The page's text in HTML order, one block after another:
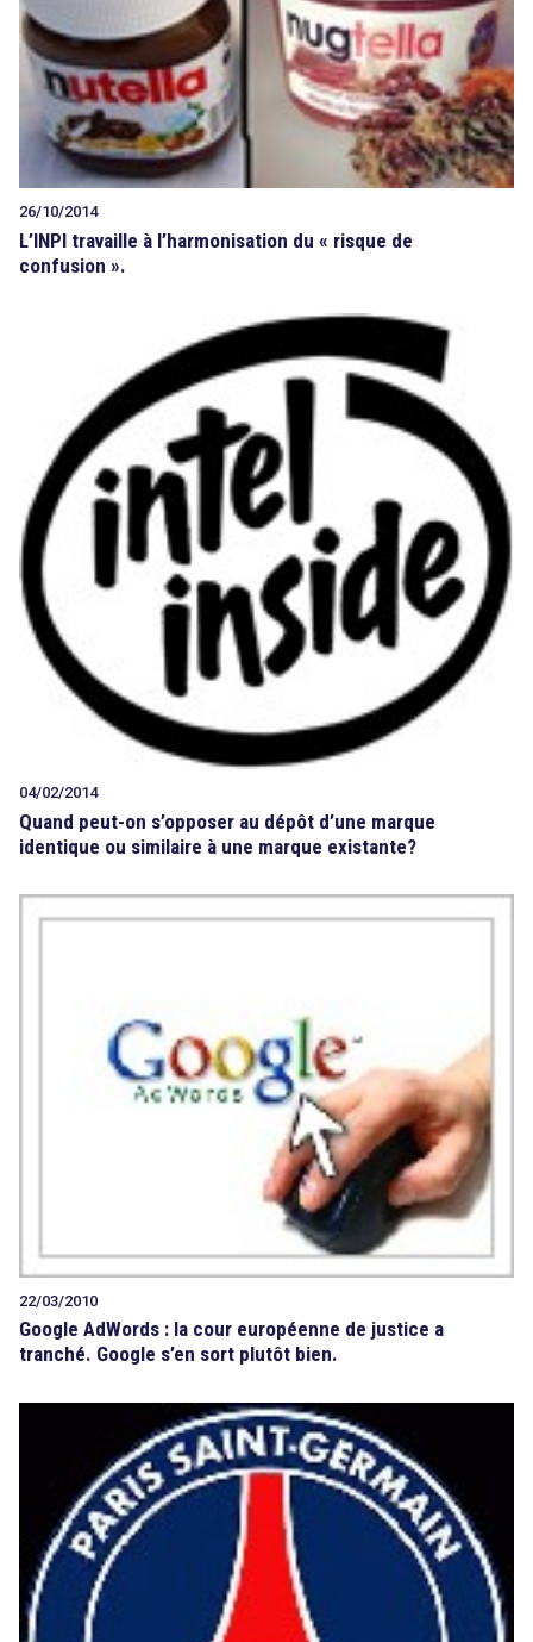
Tout sur le droit de l'innovation
Rechercher
CONTACT
26/10/2014
L’INPI travaille à l’harmonisation du « risque de
confusion ».
04/02/2014
Quand peut-on s’opposer au dépôt d’une marque
identique ou similaire à une marque existante?
22/03/2010
Google AdWords : la cour européenne de justice a
tranché. Google s’en sort plutôt bien.